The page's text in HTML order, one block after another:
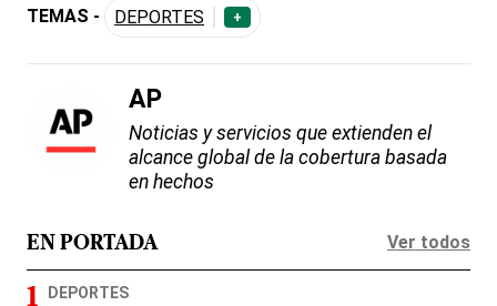
TEMAS - DEPORTES +
AP
Noticias y servicios que extienden el
alcance global de la cobertura basada
en hechos
EN PORTADA Ver todos
DEPORTES